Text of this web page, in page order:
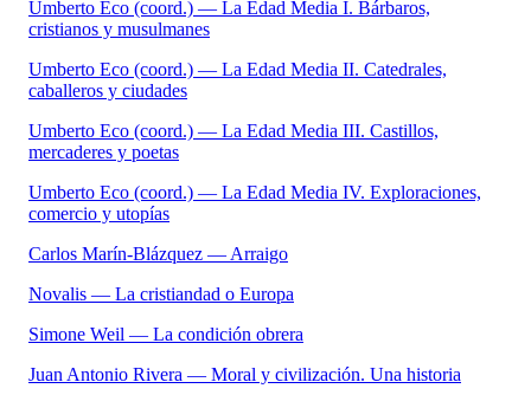
Umberto Eco (coord.) — La Edad Media I. Bárbaros,
cristianos y musulmanes
Umberto Eco (coord.) — La Edad Media II. Catedrales,
caballeros y ciudades
Umberto Eco (coord.) — La Edad Media III. Castillos,
mercaderes y poetas
Umberto Eco (coord.) — La Edad Media IV. Exploraciones,
comercio y utopías
Carlos Marín-Blázquez — Arraigo
Novalis — La cristiandad o Europa
Simone Weil — La condición obrera
Juan Antonio Rivera — Moral y civilización. Una historia